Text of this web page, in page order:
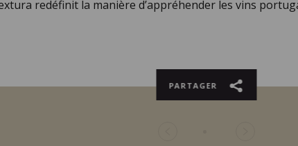
redéfinit la manière d’appréhender les vins
PARTAGER